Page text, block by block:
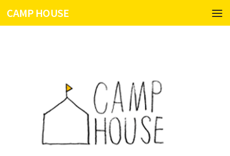
コンテンツへスキップ
CAMP HOUSE